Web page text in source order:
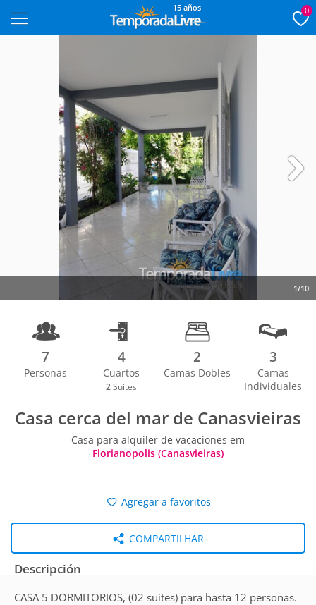
15 años 0
1/10
7
Personas
4
Cuartos
2 Suites
2
Camas Dobles
3
Camas
Individuales
Casa cerca del mar de Canasvieiras
Casa para alquiler de vacaciones em
Florianopolis (Canasvieiras)
Agregar a favoritos
COMPARTILHAR
Descripción
CASA 5 DORMITORIOS, (02 suites) para hasta 12 personas.